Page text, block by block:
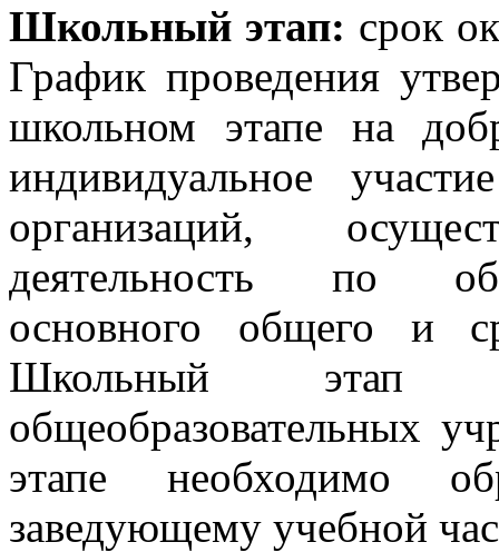
Школьный этап: срок
График проведения
школьном этапе на
индивидуальное
организаций,
деятельность по
основного общего и
Школьный этап
общеобразовательных
этапе необходимо
заведующему учебной